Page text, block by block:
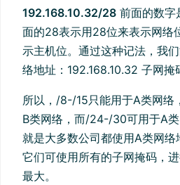
192.168.10.32/28 前面的数字
面的28表示用28位来表示网
示主机位。通过这种记法，我
络地址：192.168.10.32 子网
所以，/8-/15只能用于A类网
B类网络，而/24-/30可用于A
就是大多数公司都使用A类网
它们可使用所有的子网掩码，
最大。